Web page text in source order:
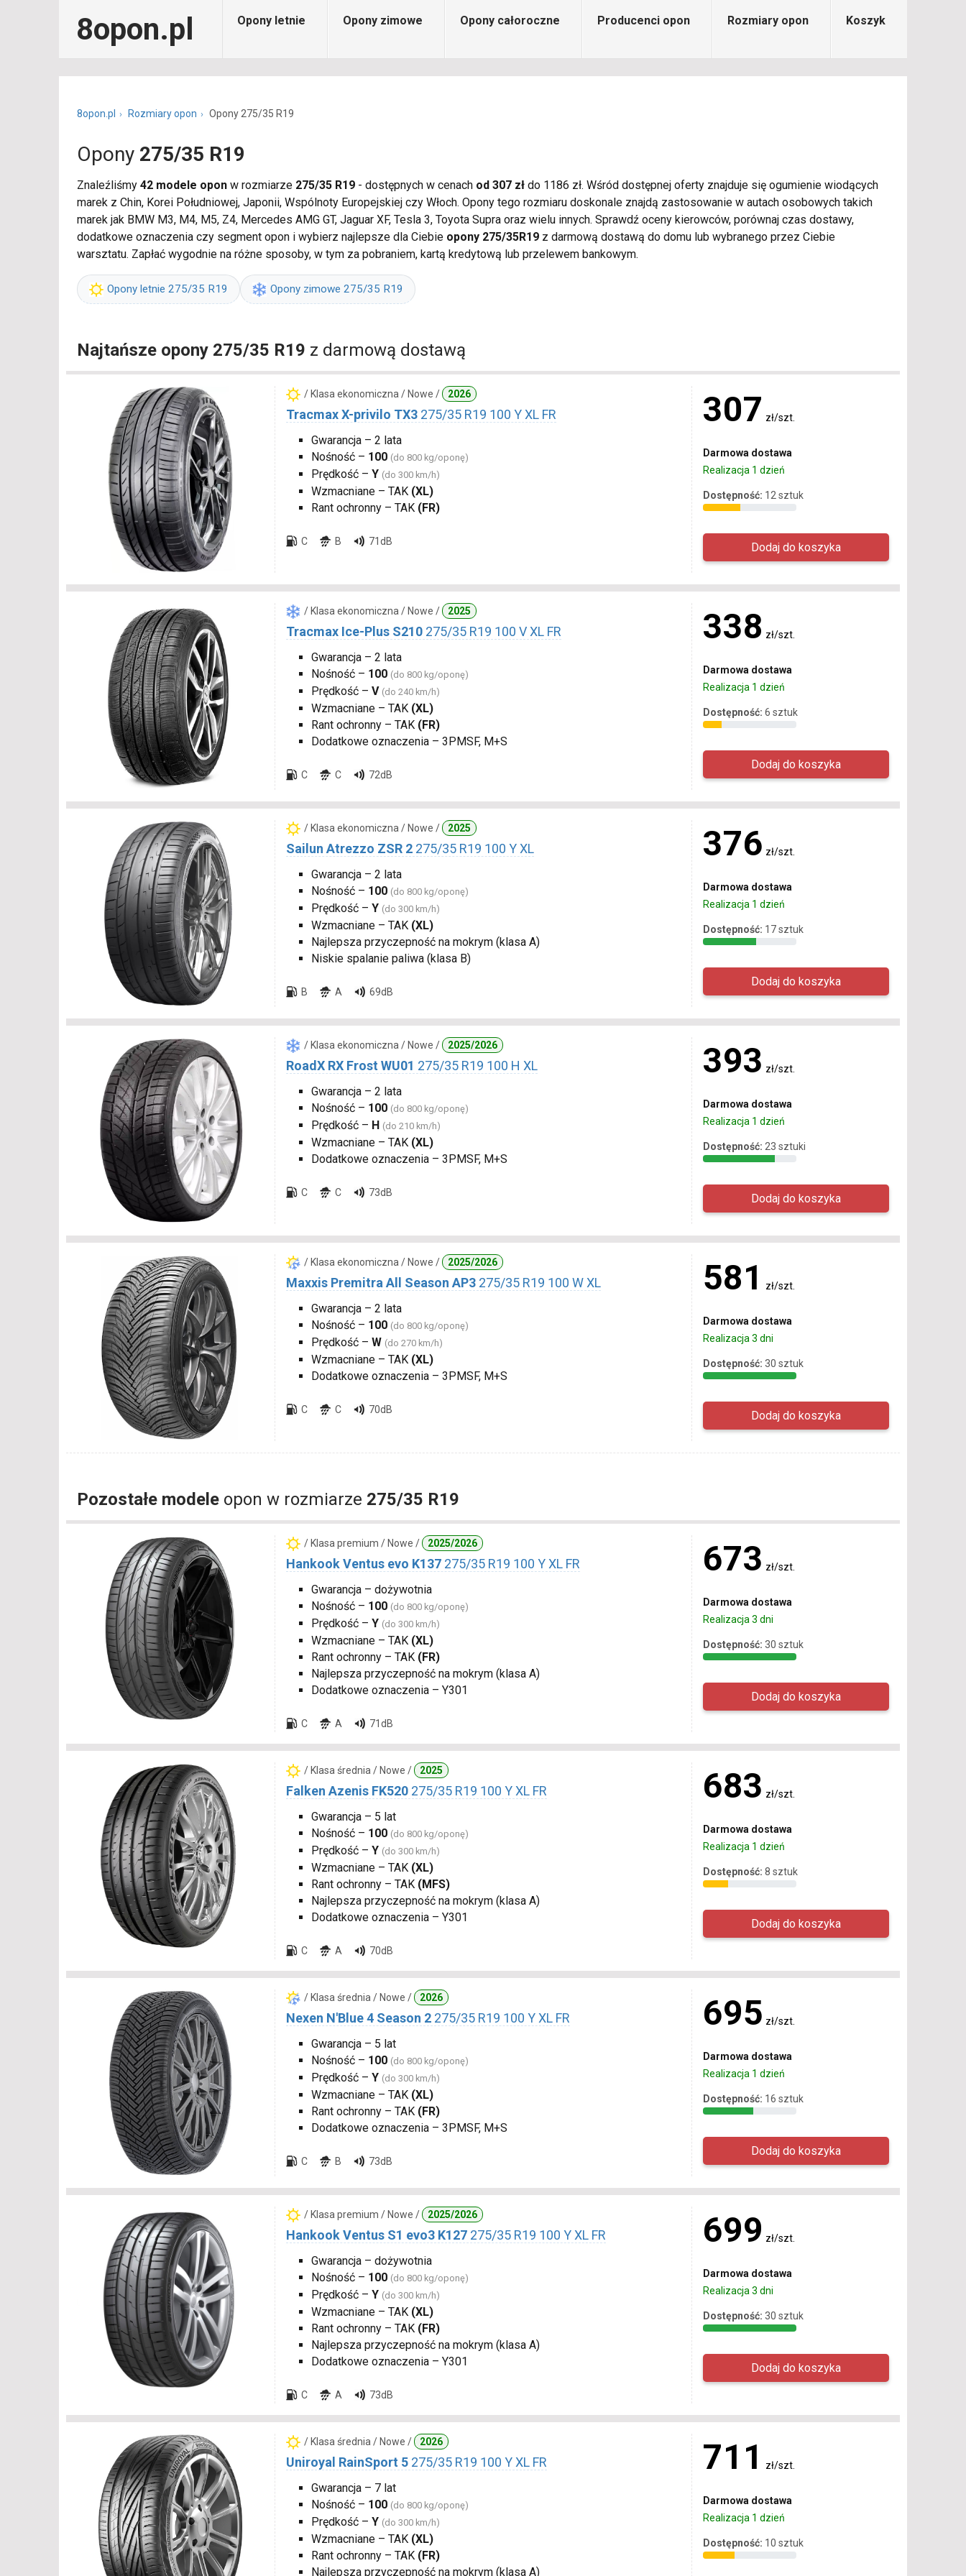
8opon.pl Opony letnie Opony zimowe Opony całoroczne Producenci opon Rozmiary opon Koszyk
8opon.pl Rozmiary opon Opony 275/35 R19
Opony 275/35 R19
Znaleźliśmy 42 modele opon w rozmiarze 275/35 R19 - dostępnych w cenach od 307 zł do 1186 zł. Wśród dostępnej oferty znajduje się ogumienie wiodących
marek z Chin, Korei Południowej, Japonii, Wspólnoty Europejskiej czy Włoch. Opony tego rozmiaru doskonale znajdą zastosowanie w autach osobowych takich
marek jak BMW M3, M4, M5, Z4, Mercedes AMG GT, Jaguar XF, Tesla 3, Toyota Supra oraz wielu innych. Sprawdź oceny kierowców, porównaj czas dostawy,
dodatkowe oznaczenia czy segment opon i wybierz najlepsze dla Ciebie opony 275/35R19 z darmową dostawą do domu lub wybranego przez Ciebie
warsztatu. Zapłać wygodnie na różne sposoby, w tym za pobraniem, kartą kredytową lub przelewem bankowym.
Opony letnie 275/35 R19 Opony zimowe 275/35 R19
Najtańsze opony 275/35 R19 z darmową dostawą
/ Klasa ekonomiczna / Nowe / 2026
Tracmax X-privilo TX3 275/35 R19 100 Y XL FR
Gwarancja – 2 lata
Nośność – 100 (do 800 kg/oponę)
Prędkość – Y (do 300 km/h)
Wzmacniane – TAK (XL)
Rant ochronny – TAK (FR)
C B 71dB
307 zł/szt.
Darmowa dostawa
Realizacja 1 dzień
Dostępność: 12 sztuk
/ Klasa ekonomiczna / Nowe / 2025
Tracmax Ice-Plus S210 275/35 R19 100 V XL FR
Gwarancja – 2 lata
Nośność – 100 (do 800 kg/oponę)
Prędkość – V (do 240 km/h)
Wzmacniane – TAK (XL)
Rant ochronny – TAK (FR)
Dodatkowe oznaczenia – 3PMSF, M+S
C C 72dB
338 zł/szt.
Darmowa dostawa
Realizacja 1 dzień
Dostępność: 6 sztuk
/ Klasa ekonomiczna / Nowe / 2025
Sailun Atrezzo ZSR 2 275/35 R19 100 Y XL
Gwarancja – 2 lata
Nośność – 100 (do 800 kg/oponę)
Prędkość – Y (do 300 km/h)
Wzmacniane – TAK (XL)
Najlepsza przyczepność na mokrym (klasa A)
Niskie spalanie paliwa (klasa B)
B A 69dB
376 zł/szt.
Darmowa dostawa
Realizacja 1 dzień
Dostępność: 17 sztuk
/ Klasa ekonomiczna / Nowe / 2025/2026
RoadX RX Frost WU01 275/35 R19 100 H XL
Gwarancja – 2 lata
Nośność – 100 (do 800 kg/oponę)
Prędkość – H (do 210 km/h)
Wzmacniane – TAK (XL)
Dodatkowe oznaczenia – 3PMSF, M+S
C C 73dB
393 zł/szt.
Darmowa dostawa
Realizacja 1 dzień
Dostępność: 23 sztuki
/ Klasa ekonomiczna / Nowe / 2025/2026
Maxxis Premitra All Season AP3 275/35 R19 100 W XL
Gwarancja – 2 lata
Nośność – 100 (do 800 kg/oponę)
Prędkość – W (do 270 km/h)
Wzmacniane – TAK (XL)
Dodatkowe oznaczenia – 3PMSF, M+S
C C 70dB
581 zł/szt.
Darmowa dostawa
Realizacja 3 dni
Dostępność: 30 sztuk
Pozostałe modele opon w rozmiarze 275/35 R19
/ Klasa premium / Nowe / 2025/2026
Hankook Ventus evo K137 275/35 R19 100 Y XL FR
Gwarancja – dożywotnia
Nośność – 100 (do 800 kg/oponę)
Prędkość – Y (do 300 km/h)
Wzmacniane – TAK (XL)
Rant ochronny – TAK (FR)
Najlepsza przyczepność na mokrym (klasa A)
Dodatkowe oznaczenia – Y301
C A 71dB
673 zł/szt.
Darmowa dostawa
Realizacja 3 dni
Dostępność: 30 sztuk
/ Klasa średnia / Nowe / 2025
Falken Azenis FK520 275/35 R19 100 Y XL FR
Gwarancja – 5 lat
Nośność – 100 (do 800 kg/oponę)
Prędkość – Y (do 300 km/h)
Wzmacniane – TAK (XL)
Rant ochronny – TAK (MFS)
Najlepsza przyczepność na mokrym (klasa A)
Dodatkowe oznaczenia – Y301
C A 70dB
683 zł/szt.
Darmowa dostawa
Realizacja 1 dzień
Dostępność: 8 sztuk
/ Klasa średnia / Nowe / 2026
Nexen N'Blue 4 Season 2 275/35 R19 100 Y XL FR
Gwarancja – 5 lat
Nośność – 100 (do 800 kg/oponę)
Prędkość – Y (do 300 km/h)
Wzmacniane – TAK (XL)
Rant ochronny – TAK (FR)
Dodatkowe oznaczenia – 3PMSF, M+S
C B 73dB
695 zł/szt.
Darmowa dostawa
Realizacja 1 dzień
Dostępność: 16 sztuk
/ Klasa premium / Nowe / 2025/2026
Hankook Ventus S1 evo3 K127 275/35 R19 100 Y XL FR
Gwarancja – dożywotnia
Nośność – 100 (do 800 kg/oponę)
Prędkość – Y (do 300 km/h)
Wzmacniane – TAK (XL)
Rant ochronny – TAK (FR)
Najlepsza przyczepność na mokrym (klasa A)
Dodatkowe oznaczenia – Y301
C A 73dB
699 zł/szt.
Darmowa dostawa
Realizacja 3 dni
Dostępność: 30 sztuk
/ Klasa średnia / Nowe / 2026
Uniroyal RainSport 5 275/35 R19 100 Y XL FR
Gwarancja – 7 lat
Nośność – 100 (do 800 kg/oponę)
Prędkość – Y (do 300 km/h)
Wzmacniane – TAK (XL)
Rant ochronny – TAK (FR)
Najlepsza przyczepność na mokrym (klasa A)
711 zł/szt.
Darmowa dostawa
Realizacja 1 dzień
Dostępność: 10 sztuk